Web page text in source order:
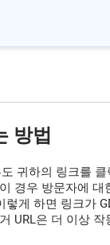
방법
귀하의 링크를
경우 방문자에
게 하면 링크가
URL은 더 이상